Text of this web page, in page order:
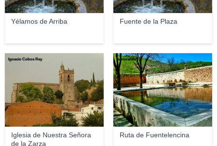
Yélamos de Arriba Fuente de la Plaza
Iglesia de Nuestra Señora
de la Zarza
Ignacio Cobos Rey
Ruta de Fuentelencina
panoramio